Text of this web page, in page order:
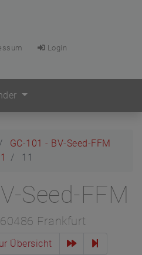
Login
GC-101 - BV-Seed-FFM
11
Seed-FFM
Frankfurt
Übersicht